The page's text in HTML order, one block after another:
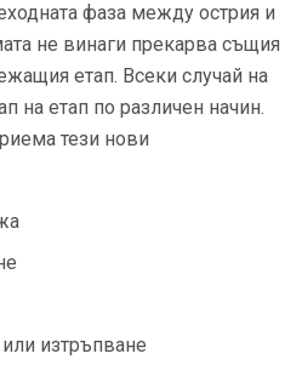
фаза между острия и
не винаги прекарва същия
етап. Всеки случай на
на етап по различен начин.
тези нови
изтръпване